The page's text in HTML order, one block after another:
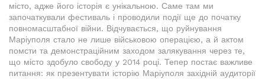
місто, адже його історія є унікальною. Саме там ми
започаткували фестиваль і проводили події ще до початку
повномасштабної війни. Відчувається, що руйнування
Маріуполя стало не лише військовою операцією, а й актом
помсти та демонстраційним заходом залякування через те,
що місто здобуло свободу у 2014 році. Тепер постає важливе
питання: як презентувати історію Маріуполя західній аудиторії